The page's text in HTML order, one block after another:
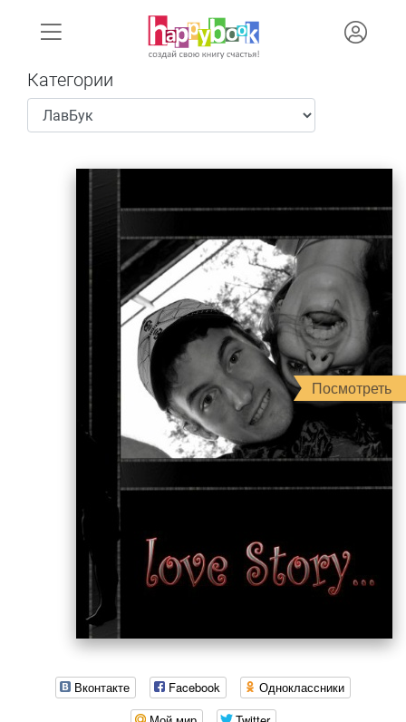
Категории
Посмотреть
Вконтакте Facebook
Одноклассники